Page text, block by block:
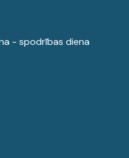
- spodrības diena